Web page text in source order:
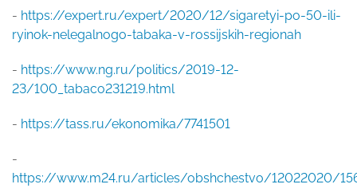
- https://expert.ru/expert/2020/12/sigaretyi-po-50-ili-
ryinok-nelegalnogo-tabaka-v-rossijskih-regionah
- https://www.ng.ru/politics/2019-12-
23/100_tabaco231219.html
- https://tass.ru/ekonomika/7741501
-
https://www.m24.ru/articles/obshchestvo/12022020/